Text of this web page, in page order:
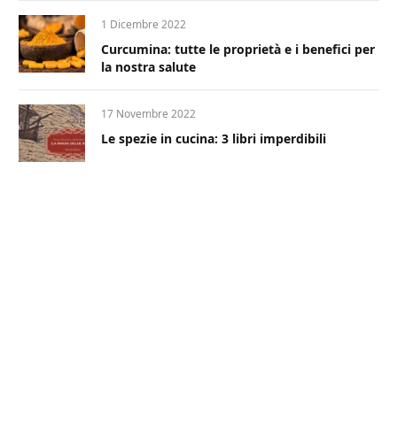
1 Dicembre 2022
Curcumina: tutte le proprietà e i benefici per
la nostra salute
17 Novembre 2022
Le spezie in cucina: 3 libri imperdibili